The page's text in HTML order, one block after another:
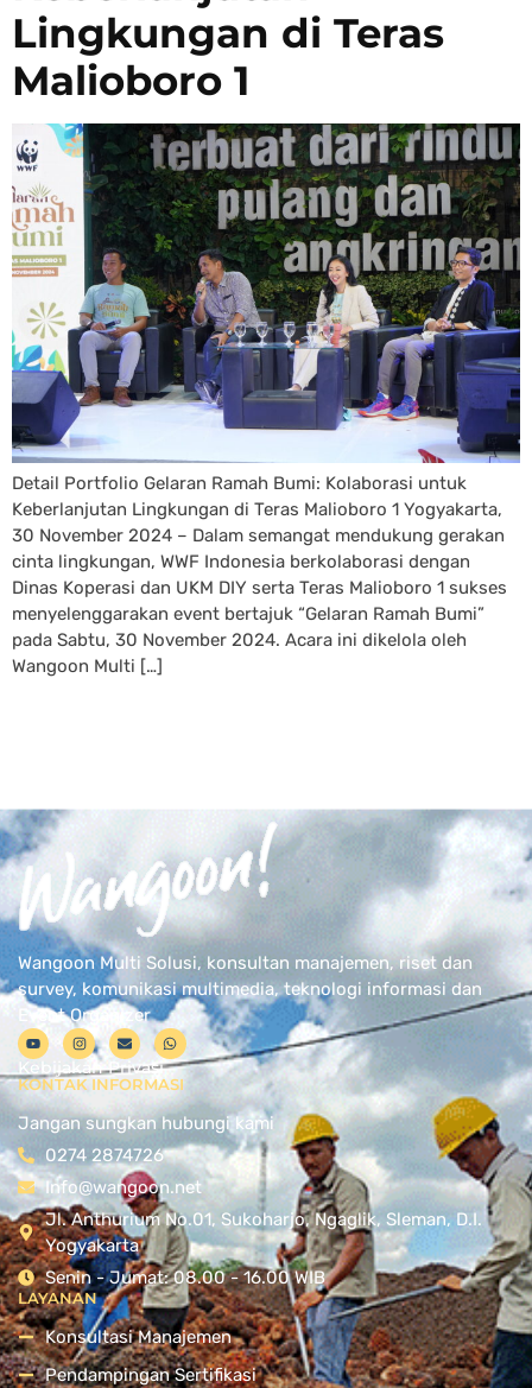
Lingkungan di Teras
Malioboro 1
Detail Portfolio Gelaran Ramah Bumi: Kolaborasi untuk
Keberlanjutan Lingkungan di Teras Malioboro 1 Yogyakarta,
30 November 2024 – Dalam semangat mendukung gerakan
cinta lingkungan, WWF Indonesia berkolaborasi dengan
Dinas Koperasi dan UKM DIY serta Teras Malioboro 1 sukses
menyelenggarakan event bertajuk “Gelaran Ramah Bumi”
pada Sabtu, 30 November 2024. Acara ini dikelola oleh
Wangoon Multi […]
Wangoon Multi Solusi, konsultan manajemen, riset dan
survey, komunikasi multimedia, teknologi informasi dan
Event Organizer
Kebijakan Privasi
KONTAK INFORMASI
Jangan sungkan hubungi kami
0274 2874726
Info@wangoon.net
Jl. Anthurium No.01, Sukoharjo, Ngaglik, Sleman, D.I.
Yogyakarta
Senin - Jumat: 08.00 - 16.00 WIB
LAYANAN
Konsultasi Manajemen
Pendampingan Sertifikasi